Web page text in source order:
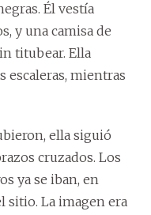
Él vestía
y una camisa de
titubear. Ella
escaleras, mientras
ella siguió
cruzados. Los
ya se iban, en
sitio. La imagen era